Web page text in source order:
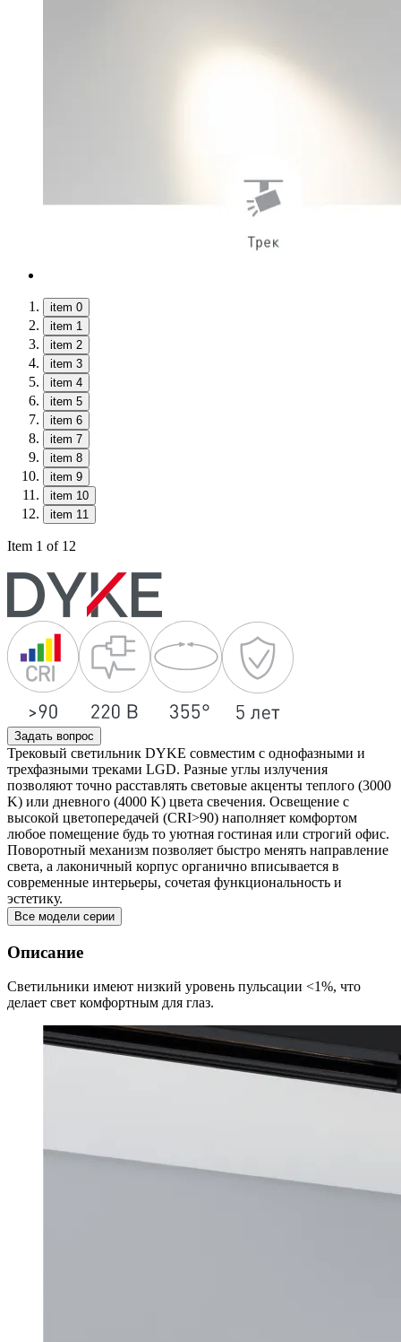
item 0
item 1
item 2
item 3
item 4
item 5
item 6
item 7
item 8
item 9
item 10
item 11
Item 1 of 12
Задать вопрос
Трековый светильник DYKE совместим с однофазными и
трехфазными треками LGD. Разные углы излучения
позволяют точно расставлять световые акценты теплого (3000
K) или дневного (4000 K) цвета свечения. Освещение с
высокой цветопередачей (CRI>90) наполняет комфортом
любое помещение будь то уютная гостиная или строгий офис.
Поворотный механизм позволяет быстро менять направление
света, а лаконичный корпус органично вписывается в
современные интерьеры, сочетая функциональность и
эстетику.
Все модели серии
Описание
Светильники имеют низкий уровень пульсации <1%, что
делает свет комфортным для глаз.